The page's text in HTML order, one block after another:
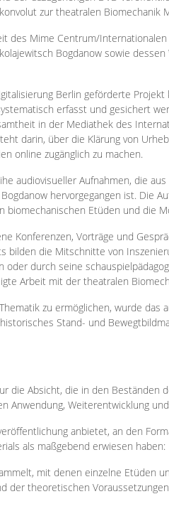
zur theatralen Biomechanik
des Mime Centrum/
Bogdanow sowie
Berlin geförderte
erfasst und gesichert
in der Mediathek des
darin, über die Klärung von
online zugänglich zu machen.
audiovisueller Aufnahmen, die
hervorgegangen ist. Die
Etüden und die
Konferenzen, Vorträge und
die Mitschnitte von
durch seine
Arbeit mit der theatralen
zu ermöglichen, wurde das
Stand- und
die Absicht, die in den Beständen
Anwendung, Weiterentwicklung
anbietet, an den
als maßgebend erwiesen haben:
mit denen einzelne Etüden
der theoretischen